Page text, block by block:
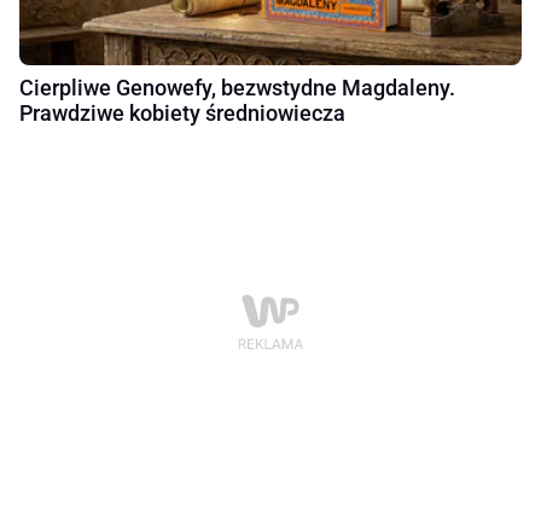
Cierpliwe Genowefy, bezwstydne Magdaleny.
Prawdziwe kobiety średniowiecza